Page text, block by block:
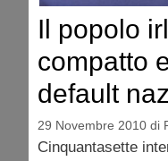
Il popolo
compatto
default
29 Novembre 2010 di
Cinquantasette